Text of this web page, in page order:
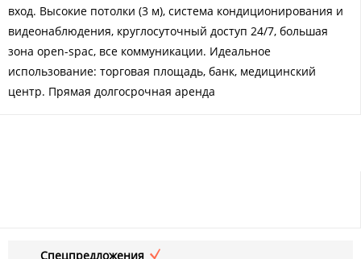
вход. Высокие потолки (3 м), система кондиционирования и
видеонаблюдения, круглосуточный доступ 24/7, большая
зона open-spac, все коммуникации. Идеальное
использование: торговая площадь, банк, медицинский
центр. Прямая долгосрочная аренда
Спецпредложения